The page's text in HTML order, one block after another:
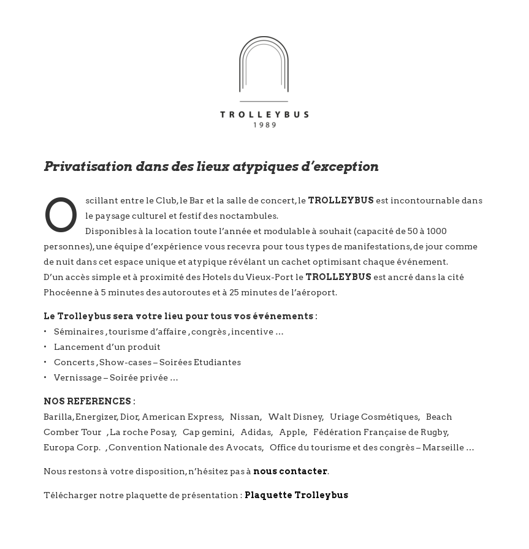
Privatisation dans des lieux atypiques d’exception
O scillant entre le Club, le Bar et la salle de concert, le TROLLEYBUS est incontournable dans
le paysage culturel et festif des noctambules.
Disponibles à la location toute l’année et modulable à souhait (capacité de 50 à 1000
personnes), une équipe d’expérience vous recevra pour tous types de manifestations, de jour comme
de nuit dans cet espace unique et atypique révélant un cachet optimisant chaque événement.
D’un accès simple et à proximité des Hotels du Vieux-Port le TROLLEYBUS est ancré dans la cité
Phocéenne à 5 minutes des autoroutes et à 25 minutes de l’aéroport.
Le Trolleybus sera votre lieu pour tous vos événements :
• Séminaires , tourisme d’affaire , congrès , incentive …
• Lancement d’un produit
• Concerts , Show-cases – Soirées Etudiantes
• Vernissage – Soirée privée …
NOS REFERENCES :
Barilla, Energizer, Dior, American Express, Nissan, Walt Disney, Uriage Cosmétiques, Beach
Comber Tour , La roche Posay, Cap gemini, Adidas, Apple, Fédération Française de Rugby,
Europa Corp. , Convention Nationale des Avocats, Office du tourisme et des congrès – Marseille …
Nous restons à votre disposition, n’hésitez pas à nous contacter.
Télécharger notre plaquette de présentation : Plaquette Trolleybus